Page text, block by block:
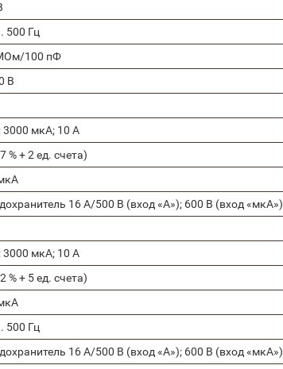
500 Гц
100 пФ
В
3000 мкА; 10 А
% + 2 ед. счета)
16 А/500 В (вход «А»); 600 В (вход «мкА»)
3000 мкА; 10 А
% + 5 ед. счета)
500 Гц
16 А/500 В (вход «А»); 600 В (вход «мкА»)